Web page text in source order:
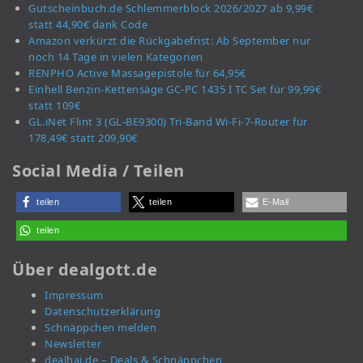
Gutscheinbuch.de Schlemmerblock 2026/2027 ab 9,99€
statt 44,90€ dank Code
Amazon verkürzt die Rückgabefrist: Ab September nur
noch 14 Tage in vielen Kategorien
RENPHO Active Massagepistole für 64,95€
Einhell Benzin-Kettensäge GC-PC 1435 I TC Set für 99,99€
statt 109€
GL.iNet Flint 3 (GL-BE9300) Tri-Band Wi-Fi-7-Router für
178,49€ statt 209,90€
Social Media / Teilen
teilen teilen E-Mail
teilen
Über dealgott.de
Impressum
Datenschutzerklärung
Schnäppchen melden
Newsletter
dealhai.de – Deals & Schnäppchen